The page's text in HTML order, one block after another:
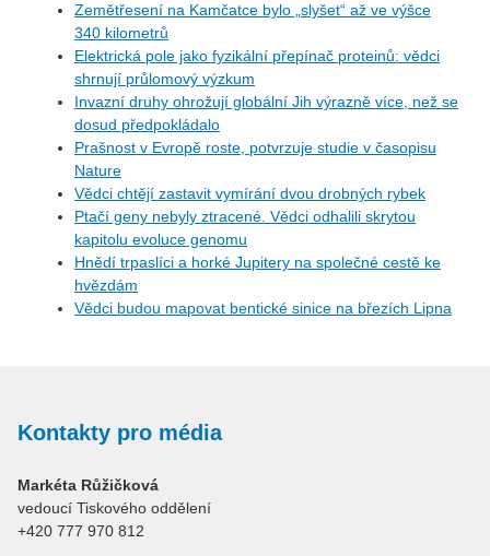
Zemětřesení na Kamčatce bylo „slyšet“ až ve výšce
340 kilometrů
Elektrická pole jako fyzikální přepínač proteinů: vědci
shrnují průlomový výzkum
Invazní druhy ohrožují globální Jih výrazně více, než se
dosud předpokládalo
Prašnost v Evropě roste, potvrzuje studie v časopisu
Nature
Vědci chtějí zastavit vymírání dvou drobných rybek
Ptačí geny nebyly ztracené. Vědci odhalili skrytou
kapitolu evoluce genomu
Hnědí trpaslíci a horké Jupitery na společné cestě ke
hvězdám
Vědci budou mapovat bentické sinice na březích Lipna
Kontakty pro média
Markéta Růžičková
vedoucí Tiskového oddělení
+420 777 970 812